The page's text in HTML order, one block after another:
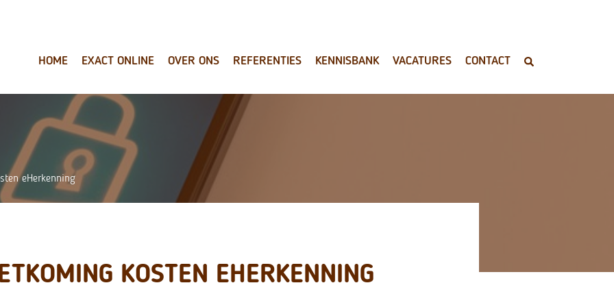
HOME EXACT ONLINE OVER ONS REFERENTIES KENNISBANK VACATURES CONTACT
eHerkenning
KOSTEN EHERKENNING